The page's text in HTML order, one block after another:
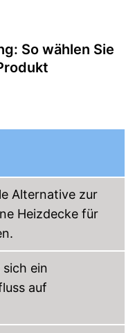
So wählen Sie
Alternative zur
Heizdecke für
ein
auf